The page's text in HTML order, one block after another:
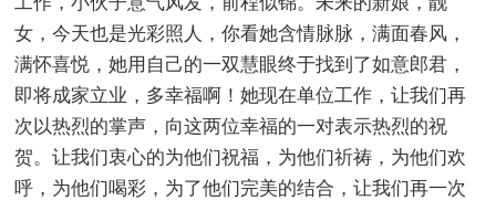
女，今天也是光彩照人，你看她含情脉脉，满面春风，
满怀喜悦，她用自己的一双慧眼终于找到了如意郎君，
即将成家立业，多幸福啊！她现在单位工作，让我们再
次以热烈的掌声，向这两位幸福的一对表示热烈的祝
贺。让我们衷心的为他们祝福，为他们祈祷，为他们欢
呼，为他们喝彩，为了他们完美的结合，让我们再一次